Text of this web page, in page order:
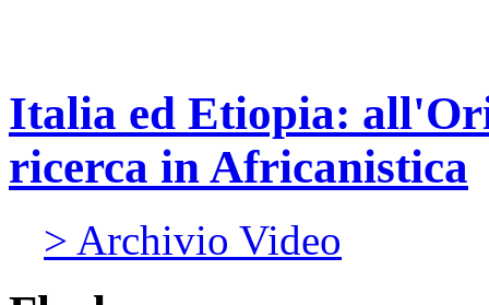
Italia ed Etiopia:
ricerca in Africanistica
> Archivio Video